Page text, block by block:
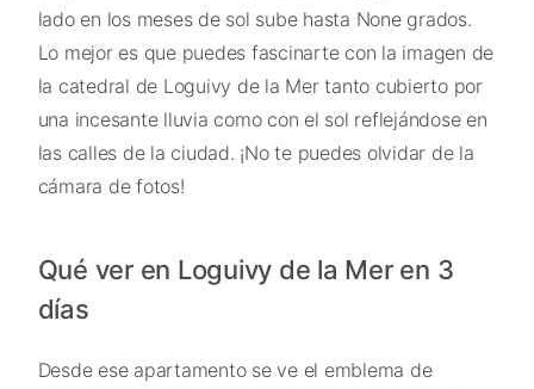
lado en los meses de sol sube hasta None grados.
Lo mejor es que puedes fascinarte con la imagen de
la catedral de Loguivy de la Mer tanto cubierto por
una incesante lluvia como con el sol reflejándose en
las calles de la ciudad. ¡No te puedes olvidar de la
cámara de fotos!
Qué ver en Loguivy de la Mer en 3
días
Desde ese apartamento se ve el emblema de